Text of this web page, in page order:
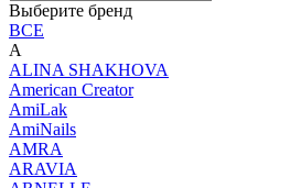
Выберите бренд
ВСЕ
A
ALINA SHAKHOVA
American Creator
AmiLak
AmiNails
AMRA
ARAVIA